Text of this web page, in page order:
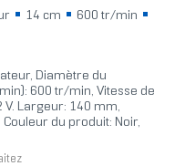
14 cm
600 tr/min
Diamètre du
600 tr/min, Vitesse de
V. Largeur: 140 mm,
du produit: Noir,